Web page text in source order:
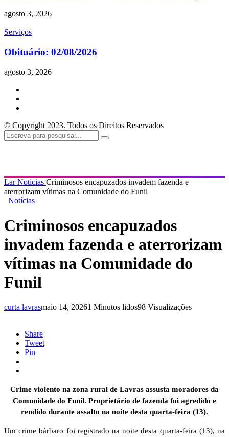
agosto 3, 2026
Serviços
Obituário: 02/08/2026
agosto 3, 2026
© Copyright 2023. Todos os Direitos Reservados
LarNotícias Criminosos encapuzados invadem fazenda e
aterrorizam vítimas na Comunidade do Funil
Notícias
Criminosos encapuzados
invadem fazenda e aterrorizam
vítimas na Comunidade do
Funil
curta lavrasmaio 14, 20261 Minutos lidos98 Visualizações
Share
Tweet
Pin
Crime violento na zona rural de Lavras assusta moradores da
Comunidade do Funil. Proprietário de fazenda foi agredido e
rendido durante assalto na noite desta quarta-feira (13).
Um crime bárbaro foi registrado na noite desta quarta-feira (13), na